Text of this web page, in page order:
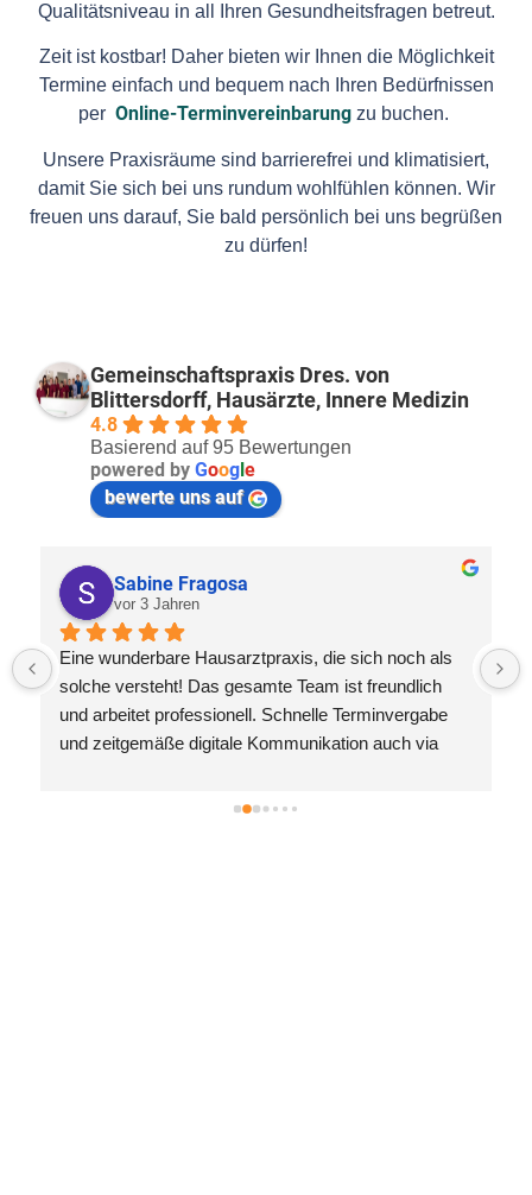
Qualitätsniveau in all Ihren Gesundheitsfragen betreut.
Zeit ist kostbar! Daher bieten wir Ihnen die Möglichkeit
Termine einfach und bequem nach Ihren Bedürfnissen
per Online-Terminvereinbarung zu buchen.
Unsere Praxisräume sind barrierefrei und klimatisiert,
damit Sie sich bei uns rundum wohlfühlen können. Wir
freuen uns darauf, Sie bald persönlich bei uns begrüßen
zu dürfen!
Gemeinschaftspraxis Dres. von
Blittersdorff, Hausärzte, Innere Medizin
4.8
Basierend auf 95 Bewertungen
powered by Goog e
bewerte uns auf
Sabine Fragosa
vor 3 Jahren
Eine wunderbare Hausarztpraxis, die sich noch als
solche versteht! Das gesamte Team ist freundlich
und arbeitet professionell. Schnelle Terminvergabe
und zeitgemäße digitale Kommunikation auch via
Scheiwein! Sie ist eine aufmerksame, zugewandte